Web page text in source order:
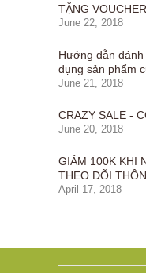
TẶNG
June 22, 2018
Hướng dẫn
dụng sản phẩm
June 21, 2018
CRAZY SALE -
June 20, 2018
GIẢM 100K KHI
THEO DÕI
April 17, 2018